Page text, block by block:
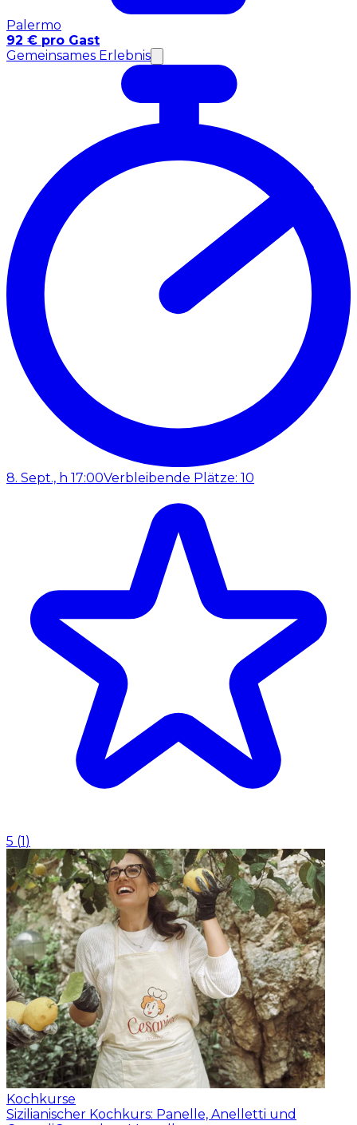
Palermo
92 € pro Gast
Gemeinsames Erlebnis
8. Sept., h 17:00Verbleibende Plätze: 10
5 (1 )
Kochkurse
Sizilianischer Kochkurs: Panelle, Anelletti und